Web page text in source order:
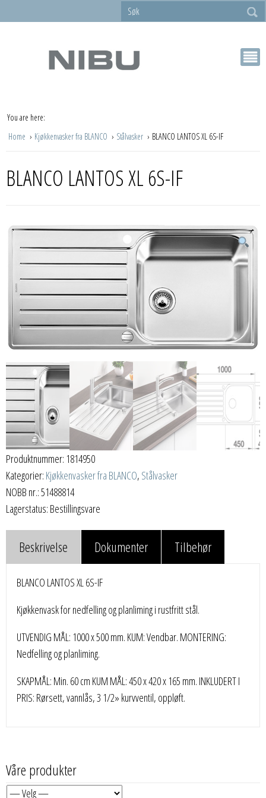
You are here:
Home
Kjøkkenvasker fra BLANCO Stålvasker BLANCO LANTOS XL 6S-IF
BLANCO LANTOS XL 6S-IF
Produktnummer: 1814950
Kategorier: Kjøkkenvasker fra BLANCO, Stålvasker
NOBB nr.: 51488814
Lagerstatus: Bestillingsvare
Beskrivelse Dokumenter Tilbehør
BLANCO LANTOS XL 6S-IF
Kjøkkenvask for nedfelling og planliming i rustfritt stål.
UTVENDIG MÅL: 1000 x 500 mm. KUM: Vendbar. MONTERING:
Nedfelling og planliming.
SKAPMÅL: Min. 60 cm KUM MÅL: 450 x 420 x 165 mm. INKLUDERT I
PRIS: Rørsett, vannlås, 3 1/2» kurvventil, oppløft.
Våre produkter